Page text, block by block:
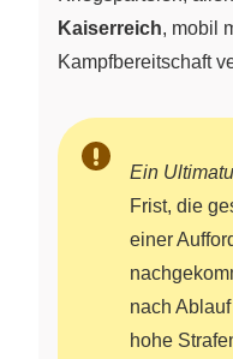
Kaiserreich, mobil
Kampfbereitschaft
Ein
Frist, die
einer
nach
hohe